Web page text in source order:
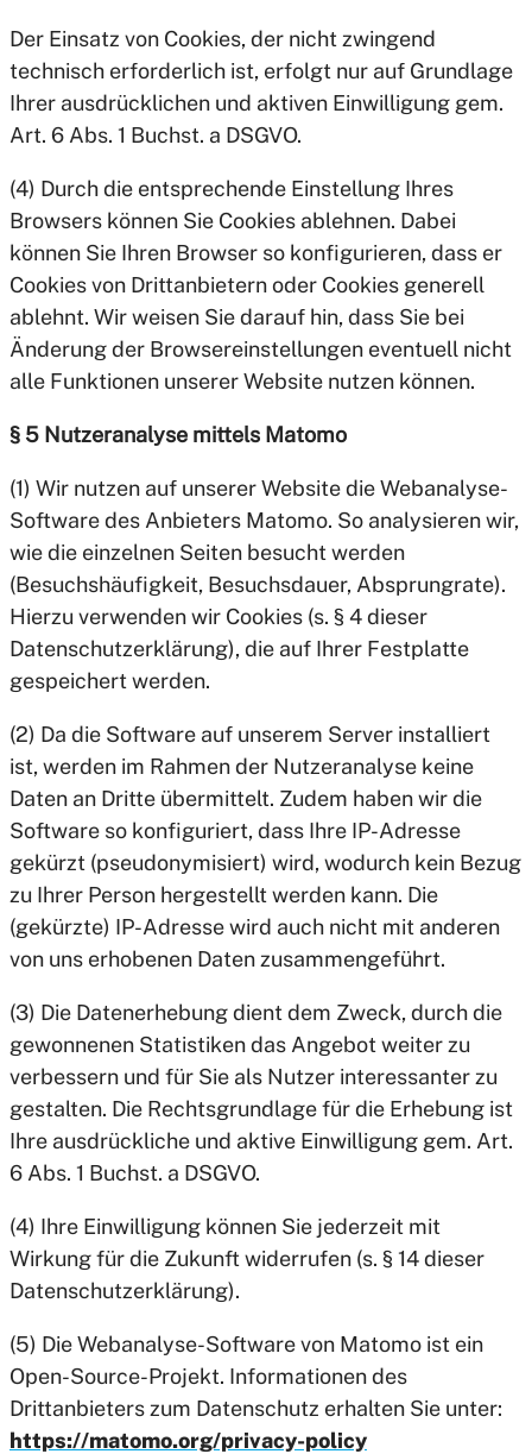
Der Einsatz von Cookies, der nicht zwingend
technisch erforderlich ist, erfolgt nur auf Grundlage
Ihrer ausdrücklichen und aktiven Einwilligung gem.
Art. 6 Abs. 1 Buchst. a DSGVO.
(4) Durch die entsprechende Einstellung Ihres
Browsers können Sie Cookies ablehnen. Dabei
können Sie Ihren Browser so konfigurieren, dass er
Cookies von Drittanbietern oder Cookies generell
ablehnt. Wir weisen Sie darauf hin, dass Sie bei
Änderung der Browsereinstellungen eventuell nicht
alle Funktionen unserer Website nutzen können.
§ 5 Nutzeranalyse mittels Matomo
(1) Wir nutzen auf unserer Website die Webanalyse-
Software des Anbieters Matomo. So analysieren wir,
wie die einzelnen Seiten besucht werden
(Besuchshäufigkeit, Besuchsdauer, Absprungrate).
Hierzu verwenden wir Cookies (s. § 4 dieser
Datenschutzerklärung), die auf Ihrer Festplatte
gespeichert werden.
(2) Da die Software auf unserem Server installiert
ist, werden im Rahmen der Nutzeranalyse keine
Daten an Dritte übermittelt. Zudem haben wir die
Software so konfiguriert, dass Ihre IP-Adresse
gekürzt (pseudonymisiert) wird, wodurch kein Bezug
zu Ihrer Person hergestellt werden kann. Die
(gekürzte) IP-Adresse wird auch nicht mit anderen
von uns erhobenen Daten zusammengeführt.
(3) Die Datenerhebung dient dem Zweck, durch die
gewonnenen Statistiken das Angebot weiter zu
verbessern und für Sie als Nutzer interessanter zu
gestalten. Die Rechtsgrundlage für die Erhebung ist
Ihre ausdrückliche und aktive Einwilligung gem. Art.
6 Abs. 1 Buchst. a DSGVO.
(4) Ihre Einwilligung können Sie jederzeit mit
Wirkung für die Zukunft widerrufen (s. § 14 dieser
Datenschutzerklärung).
(5) Die Webanalyse-Software von Matomo ist ein
Open-Source-Projekt. Informationen des
Drittanbieters zum Datenschutz erhalten Sie unter:
https://matomo.org/privacy-policy